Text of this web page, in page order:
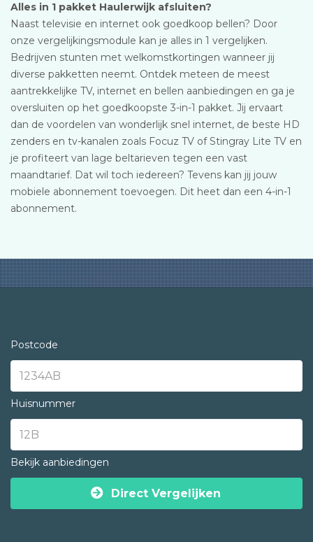
Alles in 1 pakket Haulerwijk afsluiten?
Naast televisie en internet ook goedkoop bellen? Door
onze vergelijkingsmodule kan je alles in 1 vergelijken.
Bedrijven stunten met welkomstkortingen wanneer jij
diverse pakketten neemt. Ontdek meteen de meest
aantrekkelijke TV, internet en bellen aanbiedingen en ga je
oversluiten op het goedkoopste 3-in-1 pakket. Jij ervaart
dan de voordelen van wonderlijk snel internet, de beste HD
zenders en tv-kanalen zoals Focuz TV of Stingray Lite TV en
je profiteert van lage beltarieven tegen een vast
maandtarief. Dat wil toch iedereen? Tevens kan jij jouw
mobiele abonnement toevoegen. Dit heet dan een 4-in-1
abonnement.
Postcode
Huisnummer
Bekijk aanbiedingen
Direct Vergelijken